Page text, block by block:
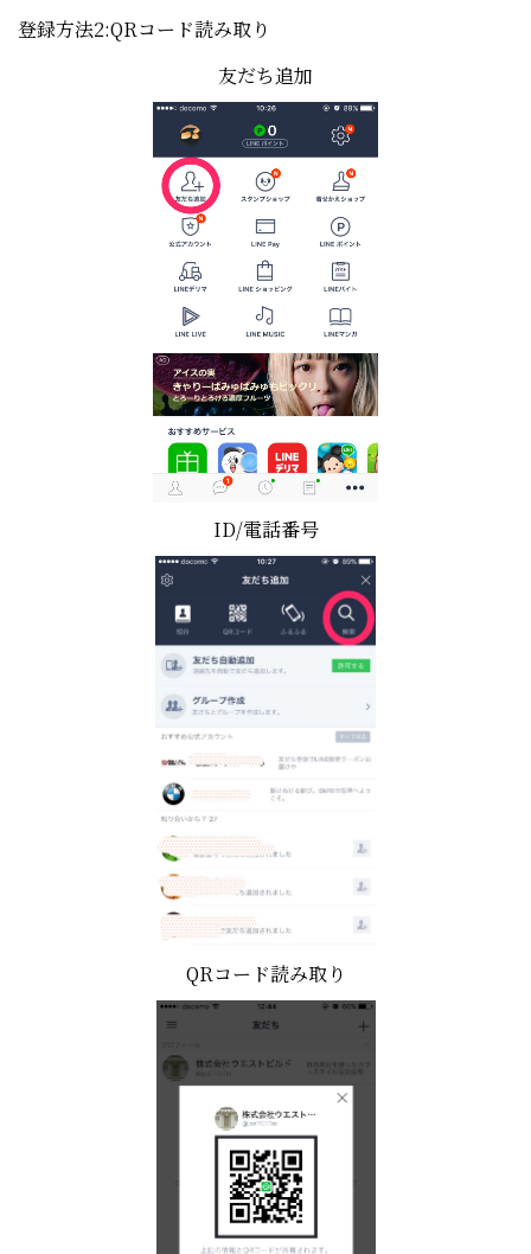
登録方法2:QRコード読み取り
友だち追加
ID/電話番号
QRコード読み取り